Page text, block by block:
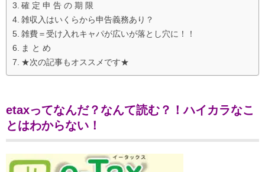
確 定 申 告 の 期 限
雑収入はいくらから申告義務あり？
雑費＝受け入れキャパが広いが落とし穴に！！
ま と め
★次の記事もオススメです★
etaxってなんだ？なんて読む？！ハイカラなこ
とはわからない！